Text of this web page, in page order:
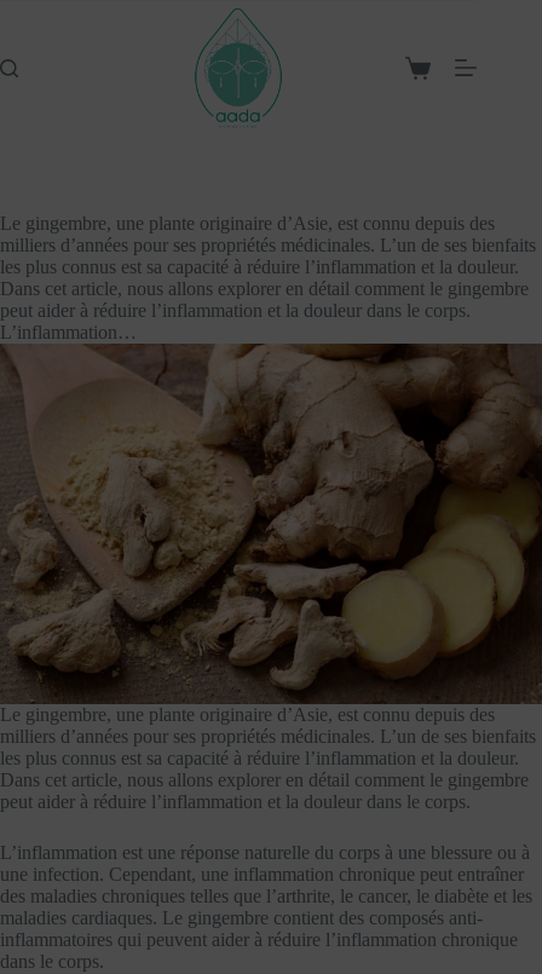
Panier
Le gingembre, une plante originaire d’Asie, est connu depuis des
milliers d’années pour ses propriétés médicinales. L’un de ses bienfaits
les plus connus est sa capacité à réduire l’inflammation et la douleur.
Dans cet article, nous allons explorer en détail comment le gingembre
peut aider à réduire l’inflammation et la douleur dans le corps.
L’inflammation…
Le gingembre, une plante originaire d’Asie, est connu depuis des
milliers d’années pour ses propriétés médicinales. L’un de ses bienfaits
les plus connus est sa capacité à réduire l’inflammation et la douleur.
Dans cet article, nous allons explorer en détail comment le gingembre
peut aider à réduire l’inflammation et la douleur dans le corps.
L’inflammation est une réponse naturelle du corps à une blessure ou à
une infection. Cependant, une inflammation chronique peut entraîner
des maladies chroniques telles que l’arthrite, le cancer, le diabète et les
maladies cardiaques. Le gingembre contient des composés anti-
inflammatoires qui peuvent aider à réduire l’inflammation chronique
dans le corps.